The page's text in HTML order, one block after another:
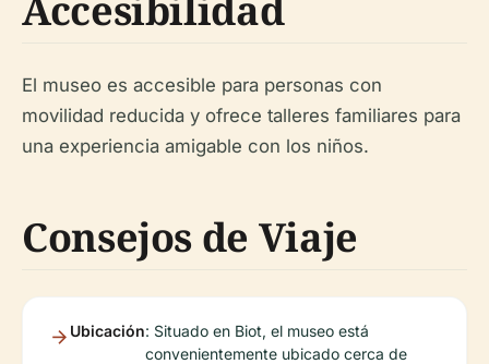
El museo es accesible para personas con
movilidad reducida y ofrece talleres familiares para
una experiencia amigable con los niños.
Consejos de Viaje
Ubicación: Situado en Biot, el museo está
convenientemente ubicado cerca de